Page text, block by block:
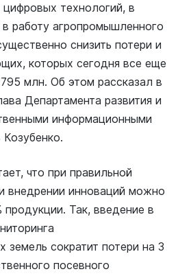
технологий, в
в работу агропромышленного
снизить потери и
которых сегодня все еще
млн. Об этом рассказал в
Департамента развития и
информационными
что при правильной
внедрении инноваций можно
продукции. Так, введение в
земель сократит потери на 3
посевного